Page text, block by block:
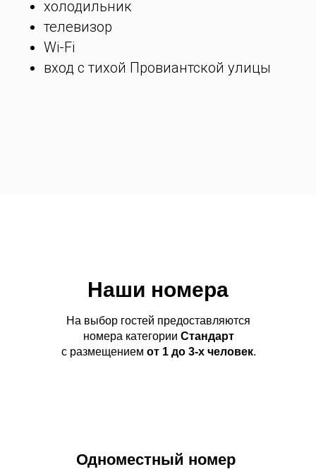
холодильник
телевизор
Wi-Fi
вход с тихой Провиантской улицы
Одноместный номер
Наши номера
На выбор гостей предоставляются
номера категории Стандарт
с размещением от 1 до 3-х человек.